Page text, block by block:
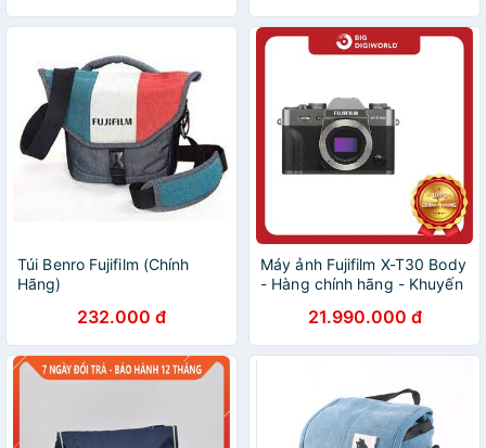
Túi Benro Fujifilm (Chính
Hãng)
232.000 đ
Máy ảnh Fujifilm X-T30 Body
- Hàng chính hãng - Khuyến
21.990.000 đ